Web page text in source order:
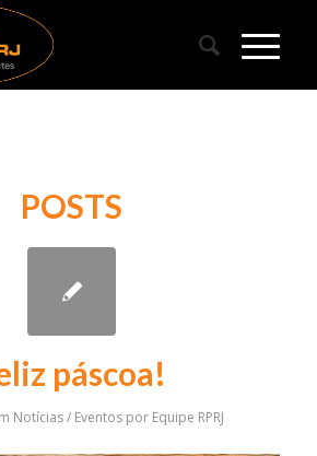
POSTS
páscoa!
Notícias / Eventos por Equipe RPRJ